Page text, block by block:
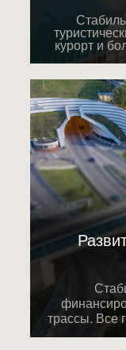
трассы. Все
курорт и